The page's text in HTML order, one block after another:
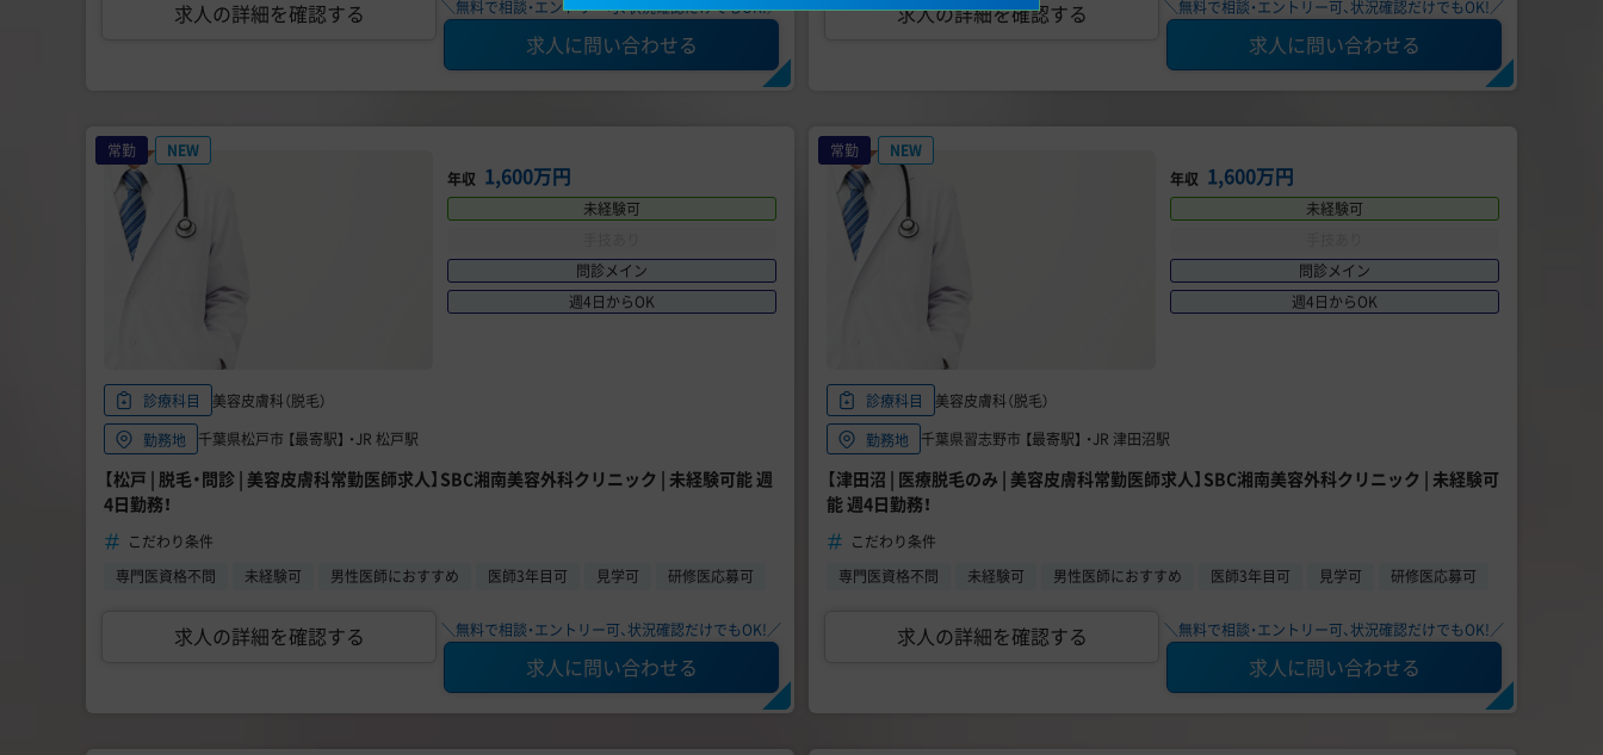
求人の詳細を確認する ＼無料で相談・エントリー可、状況確認だけでもOK!／
求人に問い合わせる
求人の詳細を確認する ＼無料で相談・エントリー可、状況確認だけでもOK!／
求人に問い合わせる
常勤
NEW
年収 1,600万円
未経験可
問診メイン
週4日からOK
診療科目
美容皮膚科（脱毛）
勤務地
千葉県松戸市 【最寄駅】 ・JR 松戸駅
【松戸 | 脱毛・問診 | 美容皮膚科常勤医師求人】SBC湘南美容外科クリニック | 未経験可能 週
4日勤務！
こだわり条件
専門医資格不問
未経験可 男性医師におすすめ 医師3年目可 見学可 研修医応募可
求人の詳細を確認する ＼無料で相談・エントリー可、状況確認だけでもOK!／
求人に問い合わせる
常勤
NEW
年収 1,600万円
未経験可
問診メイン
週4日からOK
診療科目
美容皮膚科（脱毛）
勤務地
千葉県習志野市 【最寄駅】 ・JR 津田沼駅
【津田沼 | 医療脱毛のみ | 美容皮膚科常勤医師求人】SBC湘南美容外科クリニック | 未経験可
能 週4日勤務！
こだわり条件
専門医資格不問
未経験可 男性医師におすすめ 医師3年目可 見学可 研修医応募可
求人の詳細を確認する ＼無料で相談・エントリー可、状況確認だけでもOK!／
求人に問い合わせる